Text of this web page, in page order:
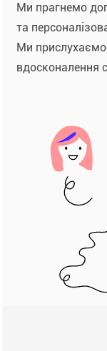
Ми прагнемо
та
Ми
вдосконалення